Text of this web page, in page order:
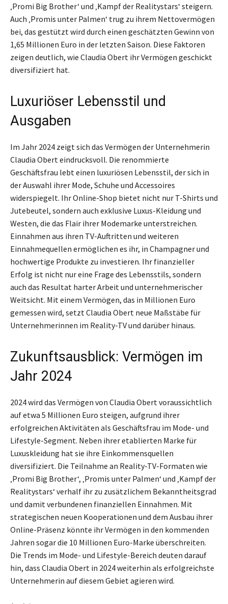
‚Promi Big Brother‘ und ‚Kampf der Realitystars‘ steigern.
Auch ‚Promis unter Palmen‘ trug zu ihrem Nettovermögen
bei, das gestützt wird durch einen geschätzten Gewinn von
1,65 Millionen Euro in der letzten Saison. Diese Faktoren
zeigen deutlich, wie Claudia Obert ihr Vermögen geschickt
diversifiziert hat.
Luxuriöser Lebensstil und
Ausgaben
Im Jahr 2024 zeigt sich das Vermögen der Unternehmerin
Claudia Obert eindrucksvoll. Die renommierte
Geschäftsfrau lebt einen luxuriösen Lebensstil, der sich in
der Auswahl ihrer Mode, Schuhe und Accessoires
widerspiegelt. Ihr Online-Shop bietet nicht nur T-Shirts und
Jutebeutel, sondern auch exklusive Luxus-Kleidung und
Westen, die das Flair ihrer Modemarke unterstreichen.
Einnahmen aus ihren TV-Auftritten und weiteren
Einnahmequellen ermöglichen es ihr, in Champagner und
hochwertige Produkte zu investieren. Ihr finanzieller
Erfolg ist nicht nur eine Frage des Lebensstils, sondern
auch das Resultat harter Arbeit und unternehmerischer
Weitsicht. Mit einem Vermögen, das in Millionen Euro
gemessen wird, setzt Claudia Obert neue Maßstäbe für
Unternehmerinnen im Reality-TV und darüber hinaus.
Zukunftsausblick: Vermögen im
Jahr 2024
2024 wird das Vermögen von Claudia Obert voraussichtlich
auf etwa 5 Millionen Euro steigen, aufgrund ihrer
erfolgreichen Aktivitäten als Geschäftsfrau im Mode- und
Lifestyle-Segment. Neben ihrer etablierten Marke für
Luxuskleidung hat sie ihre Einkommensquellen
diversifiziert. Die Teilnahme an Reality-TV-Formaten wie
‚Promi Big Brother‘, ‚Promis unter Palmen‘ und ‚Kampf der
Realitystars‘ verhalf ihr zu zusätzlichem Bekanntheitsgrad
und damit verbundenen finanziellen Einnahmen. Mit
strategischen neuen Kooperationen und dem Ausbau ihrer
Online-Präsenz könnte ihr Vermögen in den kommenden
Jahren sogar die 10 Millionen Euro-Marke überschreiten.
Die Trends im Mode- und Lifestyle-Bereich deuten darauf
hin, dass Claudia Obert in 2024 weiterhin als erfolgreichste
Unternehmerin auf diesem Gebiet agieren wird.